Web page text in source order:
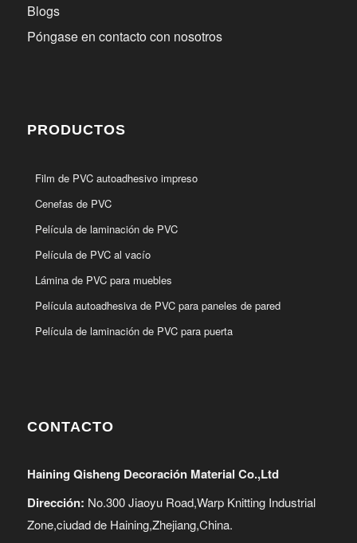
Blogs
Póngase en contacto con nosotros
PRODUCTOS
Film de PVC autoadhesivo impreso
Cenefas de PVC
Película de laminación de PVC
Película de PVC al vacío
Lámina de PVC para muebles
Película autoadhesiva de PVC para paneles de pared
Película de laminación de PVC para puerta
CONTACTO
Haining Qisheng Decoración Material Co.,Ltd
Dirección: No.300 Jiaoyu Road,Warp Knitting Industrial
Zone,ciudad de Haining,Zhejiang,China.